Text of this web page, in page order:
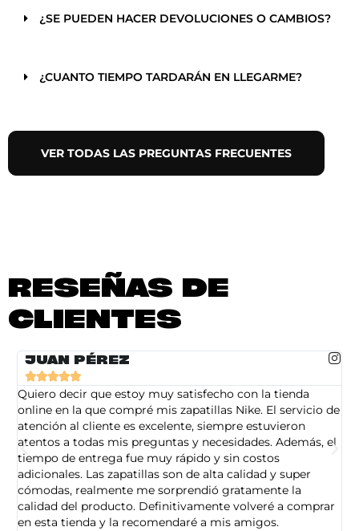
¿SE PUEDEN HACER DEVOLUCIONES O CAMBIOS?
¿CUANTO TIEMPO TARDARÁN EN LLEGARME?
VER TODAS LAS PREGUNTAS FRECUENTES
RESEÑAS DE
CLIENTES
JUAN PÉREZ

Quiero decir que estoy muy satisfecho con la tienda
online en la que compré mis zapatillas Nike. El servicio de
atención al cliente es excelente, siempre estuvieron
atentos a todas mis preguntas y necesidades. Además, el
tiempo de entrega fue muy rápido y sin costos
adicionales. Las zapatillas son de alta calidad y super
cómodas, realmente me sorprendió gratamente la
calidad del producto. Definitivamente volveré a comprar
en esta tienda y la recomendaré a mis amigos.